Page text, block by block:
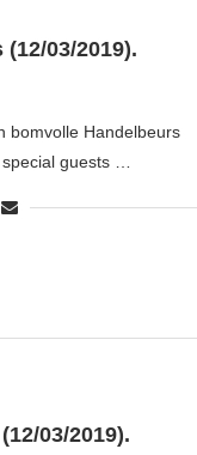
03/2019).
bomvolle Handelbeurs
guests …
03/2019).